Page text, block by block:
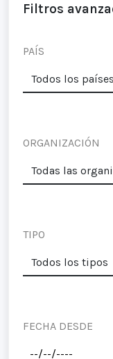
Filtros
PAÍS
ORGANIZACIÓN
TIPO
FECHA DESDE